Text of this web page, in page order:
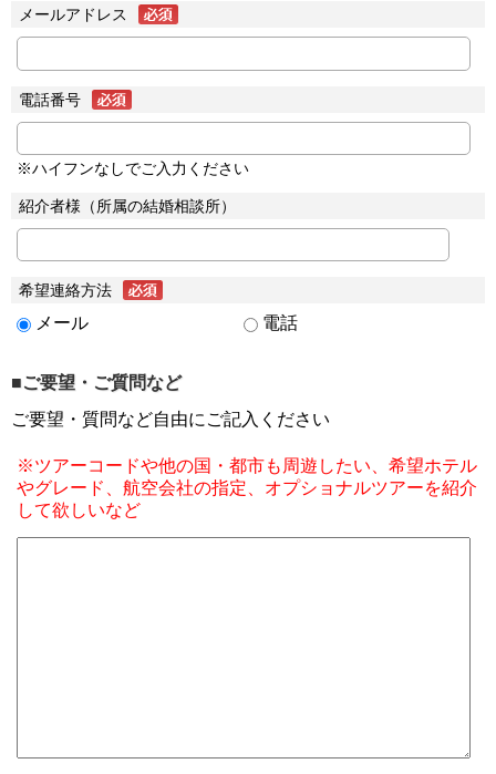
メールアドレス
電話番号
※ハイフンなしでご入力ください
紹介者様（所属の結婚相談所）
希望連絡方法
メール 電話
■ご要望・ご質問など
ご要望・質問など自由にご記入ください
※ツアーコードや他の国・都市も周遊したい、希望ホテル
やグレード、航空会社の指定、オプショナルツアーを紹介
して欲しいなど